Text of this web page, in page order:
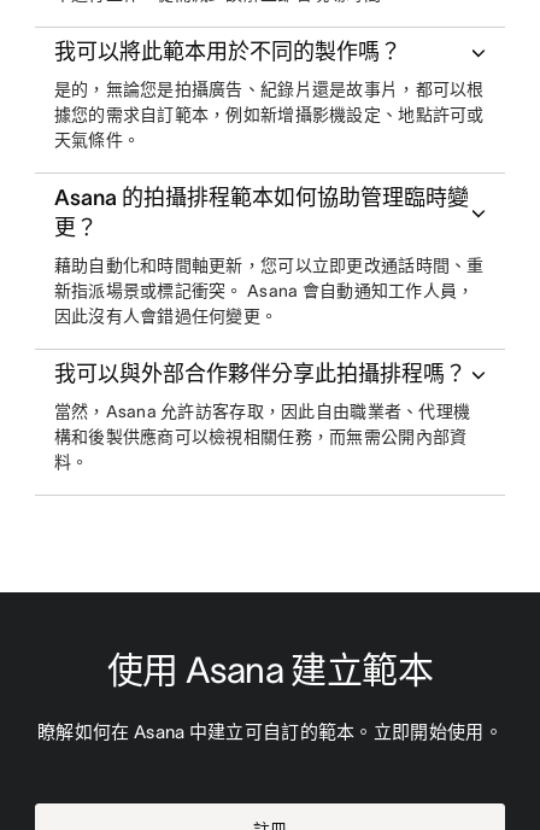
我可以將此範本用於不同的製作嗎？
是的，無論您是拍攝廣告、紀錄片還是故事片，都可以根
據您的需求自訂範本，例如新增攝影機設定、地點許可或
天氣條件。
Asana 的拍攝排程範本如何協助管理臨時變
更？
藉助自動化和時間軸更新，您可以立即更改通話時間、重
新指派場景或標記衝突。 Asana 會自動通知工作人員，
因此沒有人會錯過任何變更。
我可以與外部合作夥伴分享此拍攝排程嗎？
當然，Asana 允許訪客存取，因此自由職業者、代理機
構和後製供應商可以檢視相關任務，而無需公開內部資
料。
使用 Asana 建立範本
瞭解如何在 Asana 中建立可自訂的範本。立即開始使用。